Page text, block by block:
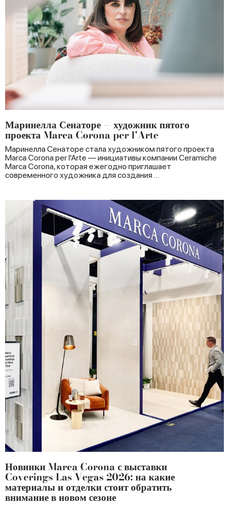
Маринелла Сенаторе — художник пятого
проекта Marca Corona per l'Arte
Маринелла Сенаторе стала художником пятого проекта
Marca Corona per l'Arte — инициативы компании Ceramiche
Marca Corona, которая ежегодно приглашает
современного художника для создания …
Новинки Marca Corona с выставки
Coverings Las Vegas 2026: на какие
материалы и отделки стоит обратить
внимание в новом сезоне